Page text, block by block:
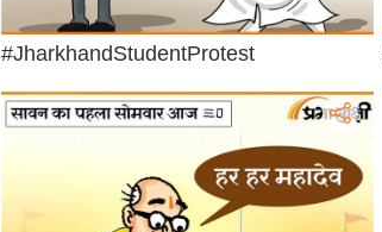
#JharkhandStudentProtest